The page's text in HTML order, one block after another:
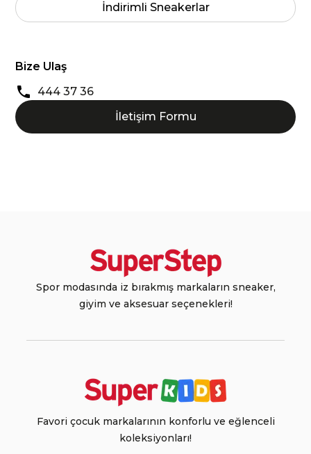
İndirimli Sneakerlar
Bize Ulaş
444 37 36
İletişim Formu
Spor modasında iz bırakmış markaların sneaker,
giyim ve aksesuar seçenekleri!
Favori çocuk markalarının konforlu ve eğlenceli
koleksiyonları!